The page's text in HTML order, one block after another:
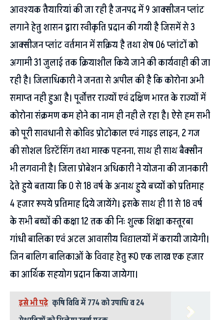
आवश्यक तैयारियां की जा रही है जनपद में 9 आक्सीजन प्लांट
लगाने हेतु शासन द्वारा स्वीकृति प्रदान की गयी है जिसमें से 3
आक्सीजन प्लांट वर्तमान में सक्रिय है तथा शेष 06 प्लांटों को
अगामी 31 जुलाई तक क्रियाशील किये जाने की कार्यवाही की जा
रही है। जिलाधिकारी ने जनता से अपील की है कि कोरोना अभी
समाप्त नही हुआ है। पूर्वोत्तर राज्यों एवं दक्षिण भारत के राज्यों में
कोरोना संक्रमण कम होने का नाम ही नही ले रहा है। ऐसे हम सभी
को पूरी सावधानी से कोविड प्रोटोकाल एवं गाइड लाइन, 2 गज
की सोशल डिस्टेंसिंग तथा मास्क पहनना, साथ ही साथ बैक्सीन
भी लगवानी है। जिला प्रोबेशन अधिकारी ने योजना की जानकारी
देते हुये बताया कि 0 से 18 वर्ष के अनाथ हुये बच्यों को प्रतिमाह
4 हजार रूपये प्रतिमाह दिये जायेंगे। इसके साथ ही 11 से 18 वर्ष
के सभी बच्चों की कक्षा 12 तक की निः शुल्क शिक्षा कस्तूरबा
गांधी बालिका एवं अटल आवासीय विद्यालयों में करायी जायेगी।
जिन बालिग बालिकाओं के विवाह हेतु रू0 एक लाख एक हजार
का आर्थिक सहयोग प्रदान किया जायेगा।
इसे भी पढ़े कृषि विवि में 774 को उपाधि व 24